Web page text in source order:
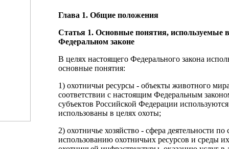
Глава 1. Общие положения
Статья 1. Основные понятия, используемые
Федеральном законе
В целях настоящего Федерального закона
основные понятия:
1) охотничьи ресурсы - объекты животного
соответствии с настоящим Федеральным
субъектов Российской Федерации
использованы в целях охоты;
2) охотничье хозяйство - сфера деятельности
использованию охотничьих ресурсов и среды